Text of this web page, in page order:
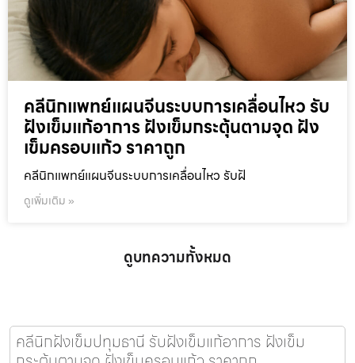
คลีนิกแพทย์แผนจีนระบบการเคลื่อนไหว รับ
ฝังเข็มแก้อาการ ฝังเข็มกระตุ้นตามจุด ฝัง
เข็มครอบแก้ว ราคาถูก
คลีนิกแพทย์แผนจีนระบบการเคลื่อนไหว รับฝั
ดูเพิ่มเติม »
ดูบทความทั้งหมด
คลีนิกฝังเข็มปทุมธานี รับฝังเข็มแก้อาการ ฝังเข็ม